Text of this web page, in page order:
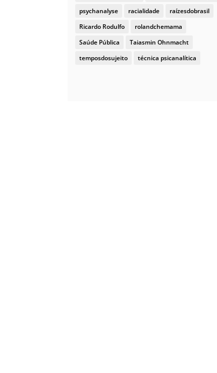
psychanalyse
racialidade
raízesdobrasil
Ricardo Rodulfo
rolandchemama
Saúde Pública
Taiasmin Ohnmacht
temposdosujeito
técnica psicanalítica